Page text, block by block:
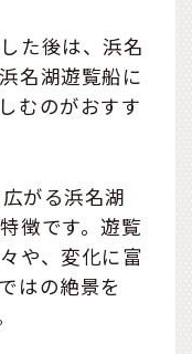
た後は、浜名
名湖遊覧船に
むのがおすす
がる浜名湖
徴です。遊覧
や、変化に富
はの絶景を